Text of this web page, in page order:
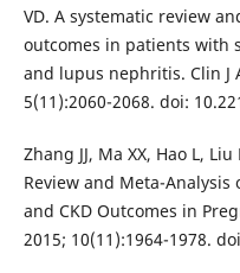
VD. A systematic review
outcomes in patients with
and lupus nephritis. Clin J
5(11):2060-2068. doi:
Zhang JJ, Ma XX, Hao L,
Review and Meta-Analysis
and CKD Outcomes in
2015; 10(11):1964-1978.